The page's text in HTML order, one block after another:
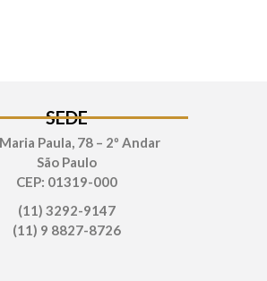
SEDE
Paula, 78 – 2º Andar
São Paulo
CEP: 01319-000
(11) 3292-9147
(11) 9 8827-8726